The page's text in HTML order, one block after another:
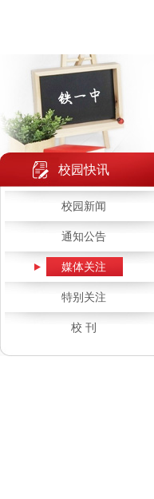
校园快讯
校园新闻
通知公告
媒体关注
特别关注
校 刊